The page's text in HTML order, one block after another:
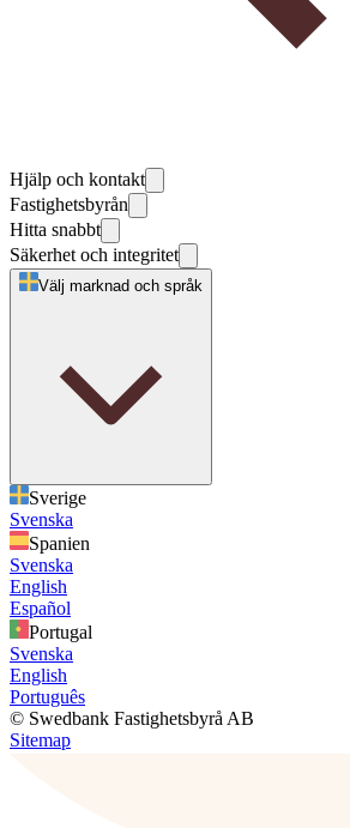
Hjälp och kontakt
Fastighetsbyrån
Hitta snabbt
Säkerhet och integritet
Välj marknad och språk
Sverige
Svenska
Spanien
Svenska
English
Español
Portugal
Svenska
English
Português
© Swedbank Fastighetsbyrå AB
Sitemap